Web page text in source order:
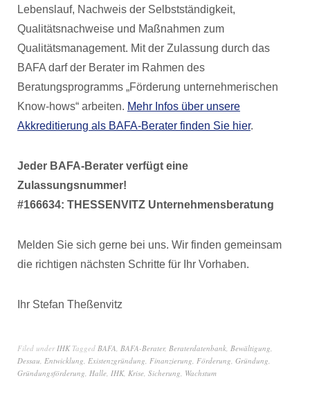
Lebenslauf, Nachweis der Selbstständigkeit,
Qualitätsnachweise und Maßnahmen zum
Qualitätsmanagement. Mit der Zulassung durch das
BAFA darf der Berater im Rahmen des
Beratungsprogramms „Förderung unternehmerischen
Know-hows“ arbeiten. Mehr Infos über unsere
Akkreditierung als BAFA-Berater finden Sie hier.
Jeder BAFA-Berater verfügt eine
Zulassungsnummer!
#166634: THESSENVITZ Unternehmensberatung
Melden Sie sich gerne bei uns. Wir finden gemeinsam
die richtigen nächsten Schritte für Ihr Vorhaben.
Ihr Stefan Theßenvitz
Filed underIHK Tagged BAFA, BAFA-Berater, Beraterdatenbank, Bewältigung,
Dessau, Entwicklung, Existenzgründung, Finanzierung, Förderung, Gründung,
Gründungsförderung, Halle, IHK, Krise, Sicherung, Wachstum